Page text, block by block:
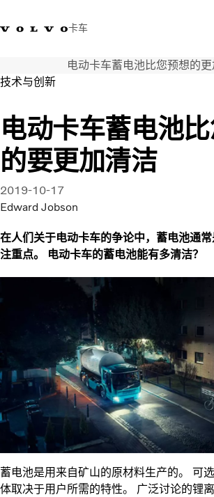
卡车
沃尔沃卡车商店 登录查找经销商中国
运输解决方案
卡车
服务
经销商定位
新闻和媒体
关于我们
电动卡车蓄电池比您预想的
技术与创新
电动卡车蓄电池
的要更加清洁
2019-10-17
Edward Jobson
在人们关于电动卡车的争论中，蓄电池通
注重点。 电动卡车的蓄电池能有多清洁？
蓄电池是用来自矿山的原材料生产的。 可
体取决于用户所需的特性。 广泛讨论的锂